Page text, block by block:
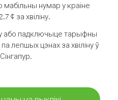
нумар у краіне
¢ за хвіліну.
або падключыце тарыфны
лепшых цэнах за хвіліну ў